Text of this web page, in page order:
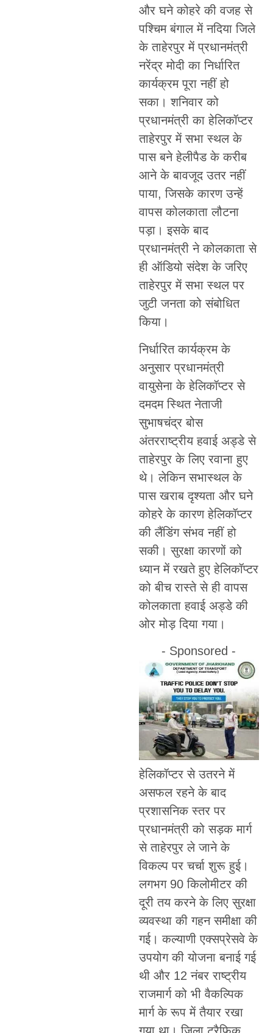
और घने कोहरे की वजह से
पश्चिम बंगाल में नदिया जिले
के ताहेरपुर में प्रधानमंत्री
नरेंद्र मोदी का निर्धारित
कार्यक्रम पूरा नहीं हो
सका। शनिवार को
प्रधानमंत्री का हेलिकॉप्टर
ताहेरपुर में सभा स्थल के
पास बने हेलीपैड के करीब
आने के बावजूद उतर नहीं
पाया, जिसके कारण उन्हें
वापस कोलकाता लौटना
पड़ा। इसके बाद
प्रधानमंत्री ने कोलकाता से
ही ऑडियो संदेश के जरिए
ताहेरपुर में सभा स्थल पर
जुटी जनता को संबोधित
किया।
निर्धारित कार्यक्रम के
अनुसार प्रधानमंत्री
वायुसेना के हेलिकॉप्टर से
दमदम स्थित नेताजी
सुभाषचंद्र बोस
अंतरराष्ट्रीय हवाई अड्डे से
ताहेरपुर के लिए रवाना हुए
थे। लेकिन सभास्थल के
पास खराब दृश्यता और घने
कोहरे के कारण हेलिकॉप्टर
की लैंडिंग संभव नहीं हो
सकी। सुरक्षा कारणों को
ध्यान में रखते हुए हेलिकॉप्टर
को बीच रास्ते से ही वापस
कोलकाता हवाई अड्डे की
ओर मोड़ दिया गया।
- Sponsored -
हेलिकॉप्टर से उतरने में
असफल रहने के बाद
प्रशासनिक स्तर पर
प्रधानमंत्री को सड़क मार्ग
से ताहेरपुर ले जाने के
विकल्प पर चर्चा शुरू हुई।
लगभग 90 किलोमीटर की
दूरी तय करने के लिए सुरक्षा
व्यवस्था की गहन समीक्षा की
गई। कल्याणी एक्सप्रेसवे के
उपयोग की योजना बनाई गई
थी और 12 नंबर राष्ट्रीय
राजमार्ग को भी वैकल्पिक
मार्ग के रूप में तैयार रखा